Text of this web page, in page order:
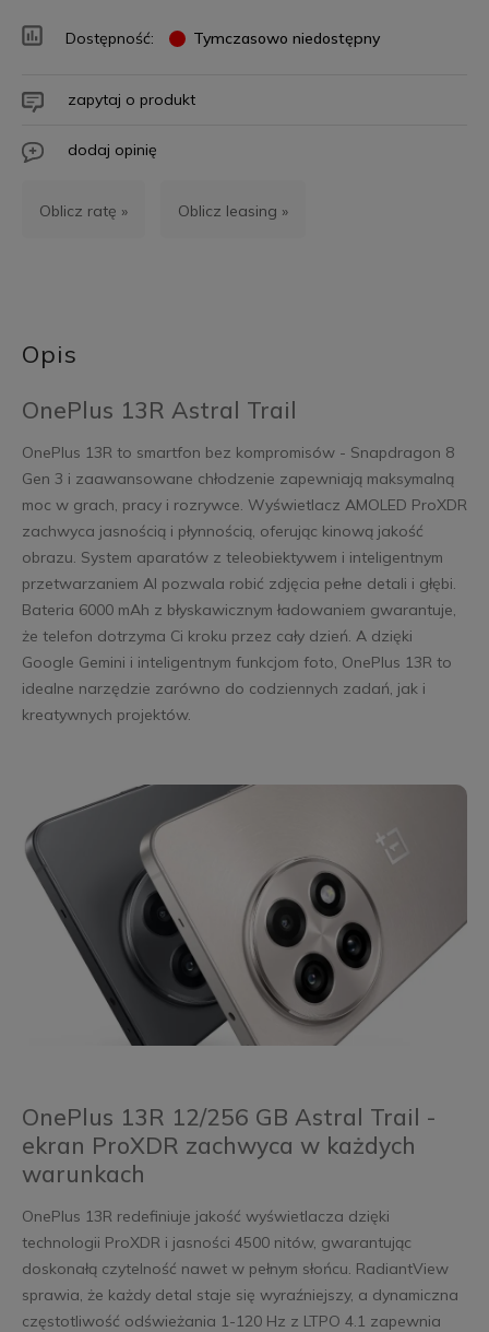
Dostępność: Tymczasowo niedostępny
zapytaj o produkt
dodaj opinię
Oblicz ratę » Oblicz leasing »
Opis
OnePlus 13R Astral Trail
OnePlus 13R to smartfon bez kompromisów - Snapdragon 8
Gen 3 i zaawansowane chłodzenie zapewniają maksymalną
moc w grach, pracy i rozrywce. Wyświetlacz AMOLED ProXDR
zachwyca jasnością i płynnością, oferując kinową jakość
obrazu. System aparatów z teleobiektywem i inteligentnym
przetwarzaniem AI pozwala robić zdjęcia pełne detali i głębi.
Bateria 6000 mAh z błyskawicznym ładowaniem gwarantuje,
że telefon dotrzyma Ci kroku przez cały dzień. A dzięki
Google Gemini i inteligentnym funkcjom foto, OnePlus 13R to
idealne narzędzie zarówno do codziennych zadań, jak i
kreatywnych projektów.
OnePlus 13R 12/256 GB Astral Trail -
ekran ProXDR zachwyca w każdych
warunkach
OnePlus 13R redefiniuje jakość wyświetlacza dzięki
technologii ProXDR i jasności 4500 nitów, gwarantując
doskonałą czytelność nawet w pełnym słońcu. RadiantView
sprawia, że każdy detal staje się wyraźniejszy, a dynamiczna
częstotliwość odświeżania 1-120 Hz z LTPO 4.1 zapewnia